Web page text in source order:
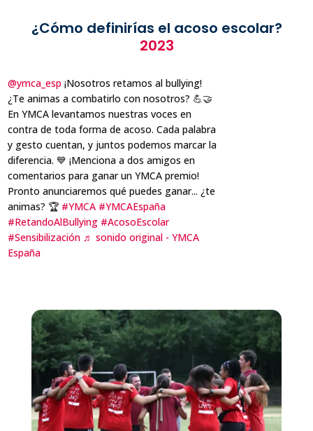
¿Cómo definirías el acoso escolar?
2023
@ymca_esp ¡Nosotros retamos al bullying!
¿Te animas a combatirlo con nosotros? 💪🤝
En YMCA levantamos nuestras voces en
contra de toda forma de acoso. Cada palabra
y gesto cuentan, y juntos podemos marcar la
diferencia. 💙 ¡Menciona a dos amigos en
comentarios para ganar un YMCA premio!
Pronto anunciaremos qué puedes ganar... ¿te
animas? 🏆 #YMCA #YMCAEspaña
#RetandoAlBullying #AcosoEscolar
#Sensibilización ♬ sonido original - YMCA
España